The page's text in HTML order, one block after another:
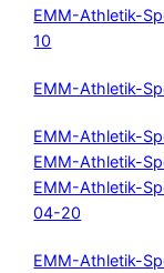
EMM-Athletik-
10
EMM-Athletik-
EMM-Athletik-
EMM-Athletik-
EMM-Athletik-
04-20
EMM-Athletik-